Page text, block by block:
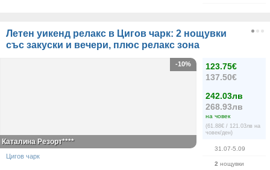
Летен уикенд релакс в Цигов чарк: 2 нощувки
със закуски и вечери, плюс релакс зона
123.75€
137.50€
242.03лв
268.93лв
на човек
(61.88€ / 121.03лв на
човек/ден)
31.07-5.09
2 нощувки
-10%
Каталина Резорт****
Цигов чарк